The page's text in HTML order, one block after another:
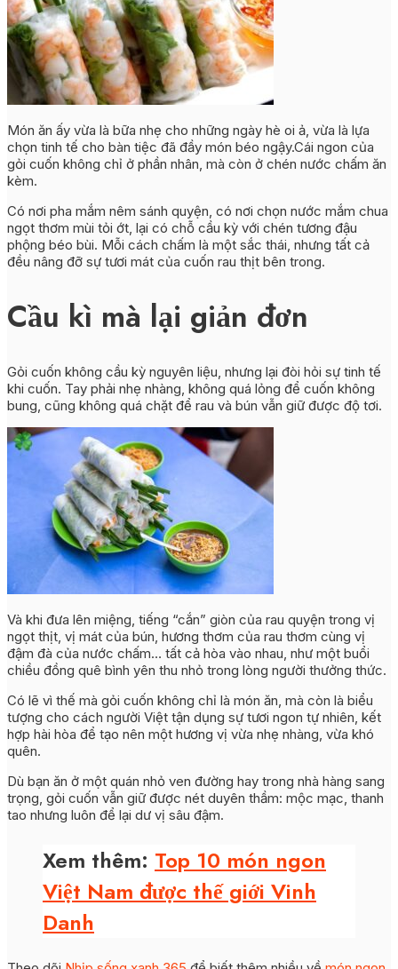
Món ăn ấy vừa là bữa nhẹ cho những ngày hè oi ả, vừa là lựa
chọn tinh tế cho bàn tiệc đã đầy món béo ngậy.Cái ngon của
gỏi cuốn không chỉ ở phần nhân, mà còn ở chén nước chấm ăn
kèm.
Có nơi pha mắm nêm sánh quyện, có nơi chọn nước mắm chua
ngọt thơm mùi tỏi ớt, lại có chỗ cầu kỳ với chén tương đậu
phộng béo bùi. Mỗi cách chấm là một sắc thái, nhưng tất cả
đều nâng đỡ sự tươi mát của cuốn rau thịt bên trong.
Cầu kì mà lại giản đơn
Gỏi cuốn không cầu kỳ nguyên liệu, nhưng lại đòi hỏi sự tinh tế
khi cuốn. Tay phải nhẹ nhàng, không quá lỏng để cuốn không
bung, cũng không quá chặt để rau và bún vẫn giữ được độ tơi.
Và khi đưa lên miệng, tiếng “cắn” giòn của rau quyện trong vị
ngọt thịt, vị mát của bún, hương thơm của rau thơm cùng vị
đậm đà của nước chấm… tất cả hòa vào nhau, như một buổi
chiều đồng quê bình yên thu nhỏ trong lòng người thưởng thức.
Có lẽ vì thế mà gỏi cuốn không chỉ là món ăn, mà còn là biểu
tượng cho cách người Việt tận dụng sự tươi ngon tự nhiên, kết
hợp hài hòa để tạo nên một hương vị vừa nhẹ nhàng, vừa khó
quên.
Dù bạn ăn ở một quán nhỏ ven đường hay trong nhà hàng sang
trọng, gỏi cuốn vẫn giữ được nét duyên thầm: mộc mạc, thanh
tao nhưng luôn để lại dư vị sâu đậm.
Xem thêm: Top 10 món ngon
Việt Nam được thế giới Vinh
Danh